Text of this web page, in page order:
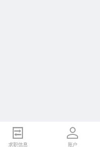
求职信息 账户